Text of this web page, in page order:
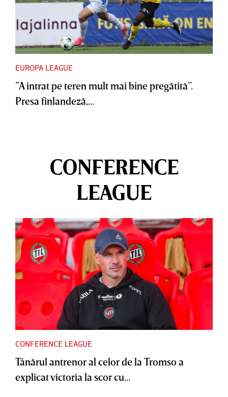
EUROPA LEAGUE
”A intrat pe teren mult mai bine pregătită”.
Presa finlandeză,...
CONFERENCE
LEAGUE
CONFERENCE LEAGUE
Tânărul antrenor al celor de la Tromso a
explicat victoria la scor cu...